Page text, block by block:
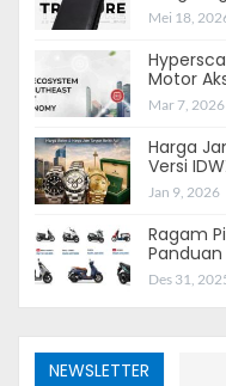
Mei 18,
Motor
Mar 7, 2026
Harga
Versi
Jan 9, 2026
Ragam
Des 31,
NEWSLETTER